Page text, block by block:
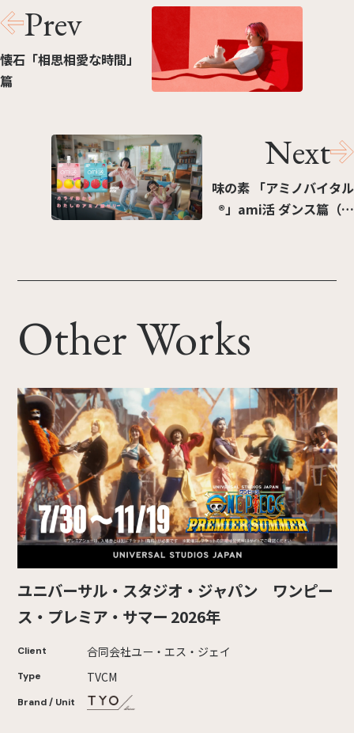
Prev
懐石「相思相愛な時間」
篇
Next
味の素 「アミノバイタル
®」ami活 ダンス篇（制
Other Works
ユニバーサル・スタジオ・ジャパン ワンピー
ス・プレミア・サマー 2026年
Client 合同会社ユー・エス・ジェイ
Type TVCM
Brand / Unit